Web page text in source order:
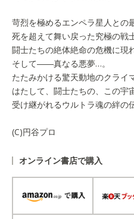
苛烈を極めるエンペラ星人との
死を超えて舞い戻った究極の戦士
闘士たちの絶体絶命の危機に現
そして――真なる悪夢…。
たたみかける驚天動地のクライ
はたして、闘士たちの、この宇
受け継がれるウルトラ魂の絆の
(C)円谷プロ
オンライン書店で購入